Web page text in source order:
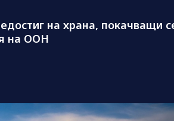
на храна, покачващи
на ООН